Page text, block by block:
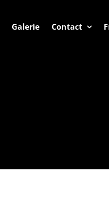
Galerie Contact